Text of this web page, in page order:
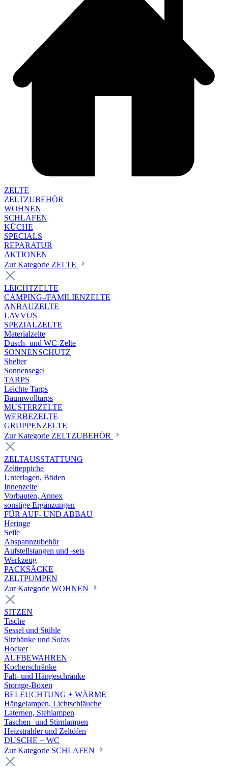
ZELTE
ZELTZUBEHÖR
WOHNEN
SCHLAFEN
KÜCHE
SPECIALS
REPARATUR
AKTIONEN
Zur Kategorie ZELTE
LEICHTZELTE
CAMPING-/FAMILIENZELTE
ANBAUZELTE
LAVVUS
SPEZIALZELTE
Materialzelte
Dusch- und WC-Zelte
SONNENSCHUTZ
Shelter
Sonnensegel
TARPS
Leichte Tarps
Baumwolltarps
MUSTERZELTE
WERBEZELTE
GRUPPENZELTE
Zur Kategorie ZELTZUBEHÖR
ZELTAUSSTATTUNG
Zeltteppiche
Unterlagen, Böden
Innenzelte
Vorbauten, Annex
sonstige Ergänzungen
FÜR AUF- UND ABBAU
Heringe
Seile
Abspannzubehör
Aufstellstangen und -sets
Werkzeug
PACKSÄCKE
ZELTPUMPEN
Zur Kategorie WOHNEN
SITZEN
Tische
Sessel und Stühle
Sitzbänke und Sofas
Hocker
AUFBEWAHREN
Kocherschränke
Falt- und Hängeschränke
Storage-Boxen
BELEUCHTUNG + WÄRME
Hängelampen, Lichtschläuche
Laternen, Stehlampen
Taschen- und Stirnlampen
Heizstrahler und Zeltöfen
DUSCHE + WC
Zur Kategorie SCHLAFEN